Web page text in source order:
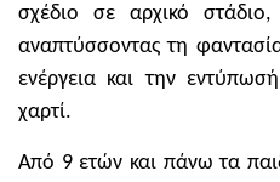
σχέδιο σε αρχικό
αναπτύσσοντας τη
ενέργεια και την
χαρτί.
Από 9 ετών και πάνω τα